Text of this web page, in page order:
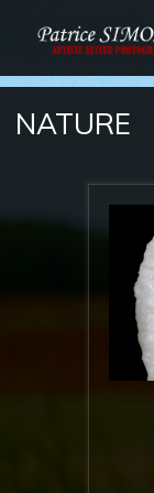
NATURE